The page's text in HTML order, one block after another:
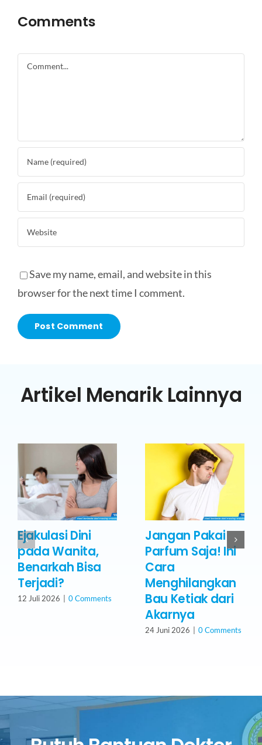
Comments
Comment
Save my name, email, and website in this
browser for the next time I comment.
Artikel Menarik Lainnya
Ejakulasi Dini
pada Wanita,
Benarkah Bisa
Terjadi?
12 Juli 2026 0 Comments
Jangan Pakai
Parfum Saja! Ini
Cara
Menghilangkan
Bau Ketiak dari
Akarnya
24 Juni 2026 0 Comments